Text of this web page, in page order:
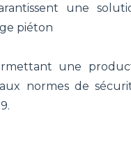
une
piéton
une
normes de